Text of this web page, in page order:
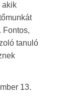
akik
Fontos,
tanuló
13.